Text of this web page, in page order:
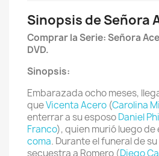
Sinopsis de Señora
Comprar la Serie:Señora
DVD.
Sinopsis:
Embarazada ocho meses,
queVicenta Acero (Carolina
enterrar a su esposoDaniel
Franco), quien murió luego de
coma. Durante el funeral de
secuestra a Romero (Diego